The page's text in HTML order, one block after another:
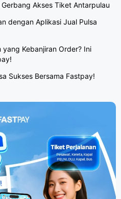
Akses Tiket Antarpulau
dengan Aplikasi Jual Pulsa
yang Kebanjiran Order? Ini
Sukses Bersama Fastpay!